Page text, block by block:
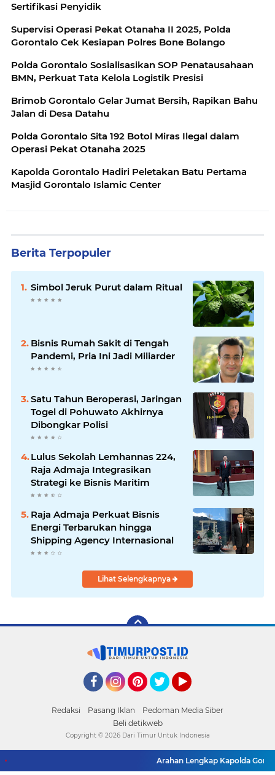
Sertifikasi Penyidik
Supervisi Operasi Pekat Otanaha II 2025, Polda
Gorontalo Cek Kesiapan Polres Bone Bolango
Polda Gorontalo Sosialisasikan SOP Penatausahaan
BMN, Perkuat Tata Kelola Logistik Presisi
Brimob Gorontalo Gelar Jumat Bersih, Rapikan Bahu
Jalan di Desa Datahu
Polda Gorontalo Sita 192 Botol Miras Ilegal dalam
Operasi Pekat Otanaha 2025
Kapolda Gorontalo Hadiri Peletakan Batu Pertama
Masjid Gorontalo Islamic Center
Berita Terpopuler
Simbol Jeruk Purut dalam Ritual
Bisnis Rumah Sakit di Tengah
Pandemi, Pria Ini Jadi Miliarder
Satu Tahun Beroperasi, Jaringan
Togel di Pohuwato Akhirnya
Dibongkar Polisi
Lulus Sekolah Lemhannas 224,
Raja Admaja Integrasikan
Strategi ke Bisnis Maritim
Raja Admaja Perkuat Bisnis
Energi Terbarukan hingga
Shipping Agency Internasional
Lihat Selengkapnya
Redaksi Pasang Iklan
Pedoman Media Siber
Beli detikweb
Arahan Lengkap Kapolda
Copyright © 2026 Dari Timur Untuk Indonesia